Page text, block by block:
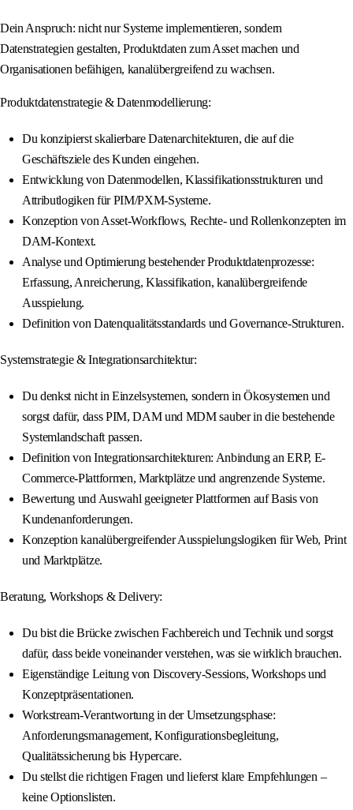
Dein Anspruch: nicht nur Systeme implementieren, sondern
Datenstrategien gestalten, Produktdaten zum Asset machen und
Organisationen befähigen, kanalübergreifend zu wachsen.
Produktdatenstrategie & Datenmodellierung:
Du konzipierst skalierbare Datenarchitekturen, die auf die
Geschäftsziele des Kunden eingehen.
Entwicklung von Datenmodellen, Klassifikationsstrukturen und
Attributlogiken für PIM/PXM-Systeme.
Konzeption von Asset-Workflows, Rechte- und Rollenkonzepten im
DAM-Kontext.
Analyse und Optimierung bestehender Produktdatenprozesse:
Erfassung, Anreicherung, Klassifikation, kanalübergreifende
Ausspielung.
Definition von Datenqualitätsstandards und Governance-Strukturen.
Systemstrategie & Integrationsarchitektur:
Du denkst nicht in Einzelsystemen, sondern in Ökosystemen und
sorgst dafür, dass PIM, DAM und MDM sauber in die bestehende
Systemlandschaft passen.
Definition von Integrationsarchitekturen: Anbindung an ERP, E-
Commerce-Plattformen, Marktplätze und angrenzende Systeme.
Bewertung und Auswahl geeigneter Plattformen auf Basis von
Kundenanforderungen.
Konzeption kanalübergreifender Ausspielungslogiken für Web, Print
und Marktplätze.
Beratung, Workshops & Delivery:
Du bist die Brücke zwischen Fachbereich und Technik und sorgst
dafür, dass beide voneinander verstehen, was sie wirklich brauchen.
Eigenständige Leitung von Discovery-Sessions, Workshops und
Konzeptpräsentationen.
Workstream-Verantwortung in der Umsetzungsphase:
Anforderungsmanagement, Konfigurationsbegleitung,
Qualitätssicherung bis Hypercare.
Du stellst die richtigen Fragen und lieferst klare Empfehlungen –
keine Optionslisten.